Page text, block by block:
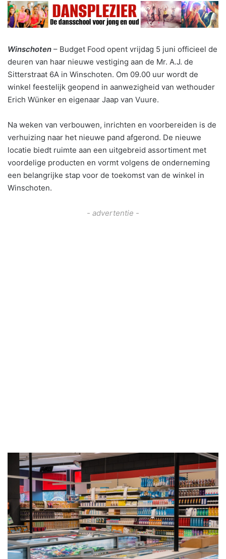
Winschoten – Budget Food opent vrijdag 5 juni officieel de
deuren van haar nieuwe vestiging aan de Mr. A.J. de
Sitterstraat 6A in Winschoten. Om 09.00 uur wordt de
winkel feestelijk geopend in aanwezigheid van wethouder
Erich Wünker en eigenaar Jaap van Vuure.
Na weken van verbouwen, inrichten en voorbereiden is de
verhuizing naar het nieuwe pand afgerond. De nieuwe
locatie biedt ruimte aan een uitgebreid assortiment met
voordelige producten en vormt volgens de onderneming
een belangrijke stap voor de toekomst van de winkel in
Winschoten.
- advertentie -